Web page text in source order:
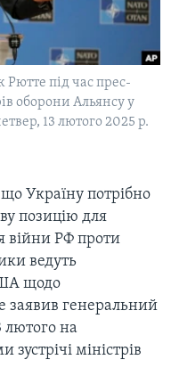
під час прес-
оборони Альянсу у
13 лютого 2025 р.
Україну потрібно
позицію для
війни РФ проти
ведуть
щодо
заявив генеральний
лютого на
міністрів